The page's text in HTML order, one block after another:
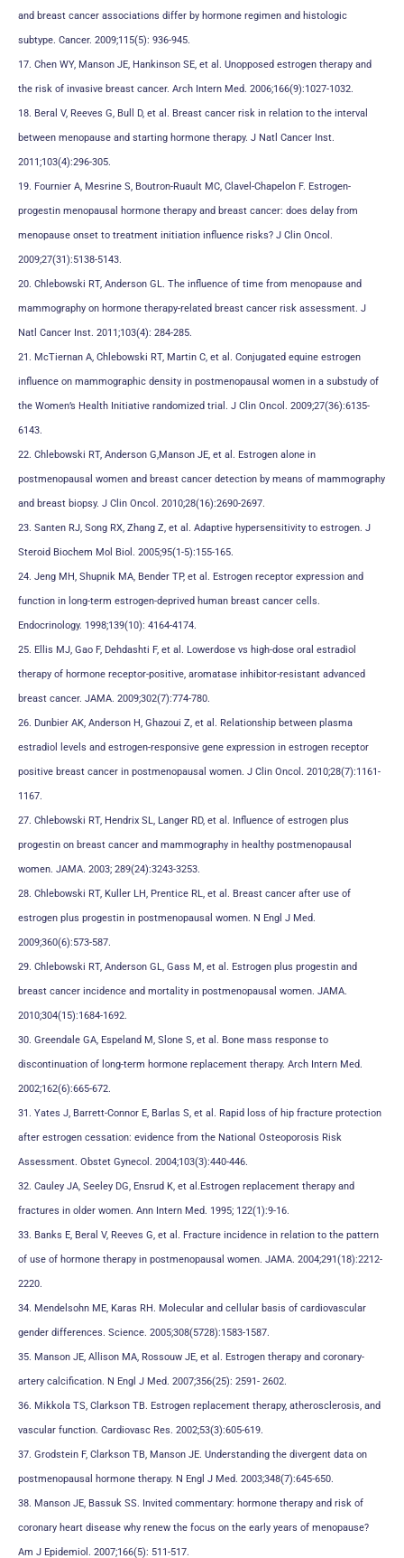
and breast cancer associations differ by hormone regimen and histologic
subtype. Cancer. 2009;115(5): 936-945.
17. Chen WY, Manson JE, Hankinson SE, et al. Unopposed estrogen therapy and
the risk of invasive breast cancer. Arch Intern Med. 2006;166(9):1027-1032.
18. Beral V, Reeves G, Bull D, et al. Breast cancer risk in relation to the interval
between menopause and starting hormone therapy. J Natl Cancer Inst.
2011;103(4):296-305.
19. Fournier A, Mesrine S, Boutron-Ruault MC, Clavel-Chapelon F. Estrogen-
progestin menopausal hormone therapy and breast cancer: does delay from
menopause onset to treatment initiation influence risks? J Clin Oncol.
2009;27(31):5138-5143.
20. Chlebowski RT, Anderson GL. The influence of time from menopause and
mammography on hormone therapy-related breast cancer risk assessment. J
Natl Cancer Inst. 2011;103(4): 284-285.
21. McTiernan A, Chlebowski RT, Martin C, et al. Conjugated equine estrogen
influence on mammographic density in postmenopausal women in a substudy of
the Women’s Health Initiative randomized trial. J Clin Oncol. 2009;27(36):6135-
6143.
22. Chlebowski RT, Anderson G,Manson JE, et al. Estrogen alone in
postmenopausal women and breast cancer detection by means of mammography
and breast biopsy. J Clin Oncol. 2010;28(16):2690-2697.
23. Santen RJ, Song RX, Zhang Z, et al. Adaptive hypersensitivity to estrogen. J
Steroid Biochem Mol Biol. 2005;95(1-5):155-165.
24. Jeng MH, Shupnik MA, Bender TP, et al. Estrogen receptor expression and
function in long-term estrogen-deprived human breast cancer cells.
Endocrinology. 1998;139(10): 4164-4174.
25. Ellis MJ, Gao F, Dehdashti F, et al. Lowerdose vs high-dose oral estradiol
therapy of hormone receptor-positive, aromatase inhibitor-resistant advanced
breast cancer. JAMA. 2009;302(7):774-780.
26. Dunbier AK, Anderson H, Ghazoui Z, et al. Relationship between plasma
estradiol levels and estrogen-responsive gene expression in estrogen receptor
positive breast cancer in postmenopausal women. J Clin Oncol. 2010;28(7):1161-
1167.
27. Chlebowski RT, Hendrix SL, Langer RD, et al. Influence of estrogen plus
progestin on breast cancer and mammography in healthy postmenopausal
women. JAMA. 2003; 289(24):3243-3253.
28. Chlebowski RT, Kuller LH, Prentice RL, et al. Breast cancer after use of
estrogen plus progestin in postmenopausal women. N Engl J Med.
2009;360(6):573-587.
29. Chlebowski RT, Anderson GL, Gass M, et al. Estrogen plus progestin and
breast cancer incidence and mortality in postmenopausal women. JAMA.
2010;304(15):1684-1692.
30. Greendale GA, Espeland M, Slone S, et al. Bone mass response to
discontinuation of long-term hormone replacement therapy. Arch Intern Med.
2002;162(6):665-672.
31. Yates J, Barrett-Connor E, Barlas S, et al. Rapid loss of hip fracture protection
after estrogen cessation: evidence from the National Osteoporosis Risk
Assessment. Obstet Gynecol. 2004;103(3):440-446.
32. Cauley JA, Seeley DG, Ensrud K, et al.Estrogen replacement therapy and
fractures in older women. Ann Intern Med. 1995; 122(1):9-16.
33. Banks E, Beral V, Reeves G, et al. Fracture incidence in relation to the pattern
of use of hormone therapy in postmenopausal women. JAMA. 2004;291(18):2212-
2220.
34. Mendelsohn ME, Karas RH. Molecular and cellular basis of cardiovascular
gender differences. Science. 2005;308(5728):1583-1587.
35. Manson JE, Allison MA, Rossouw JE, et al. Estrogen therapy and coronary-
artery calcification. N Engl J Med. 2007;356(25): 2591- 2602.
36. Mikkola TS, Clarkson TB. Estrogen replacement therapy, atherosclerosis, and
vascular function. Cardiovasc Res. 2002;53(3):605-619.
37. Grodstein F, Clarkson TB, Manson JE. Understanding the divergent data on
postmenopausal hormone therapy. N Engl J Med. 2003;348(7):645-650.
38. Manson JE, Bassuk SS. Invited commentary: hormone therapy and risk of
coronary heart disease why renew the focus on the early years of menopause?
Am J Epidemiol. 2007;166(5): 511-517.